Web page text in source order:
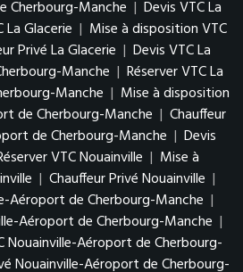
Cherbourg-Manche | Devis VTC La
La Glacerie | Mise à disposition VTC
Privé La Glacerie | Devis VTC La
Manche | Réserver VTC La
Manche | Mise à disposition
de Cherbourg-Manche | Chauffeur
de Cherbourg-Manche | Devis
VTC Nouainville | Mise à
| Chauffeur Privé Nouainville |
Aéroport de Cherbourg-Manche |
Aéroport de Cherbourg-Manche |
Nouainville-Aéroport de Cherbourg-
Nouainville-Aéroport de Cherbourg-